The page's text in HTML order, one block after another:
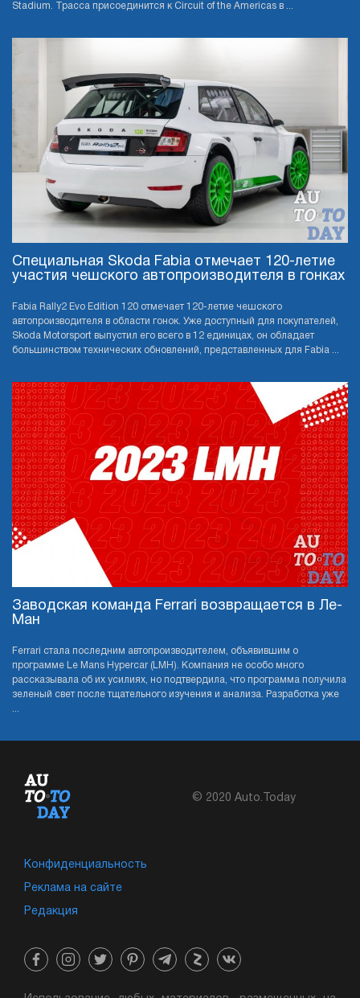
Stadium. Трасса присоединится к Circuit of the Americas в ...
Специальная Skoda Fabia отмечает 120-летие
участия чешского автопроизводителя в гонках
Fabia Rally2 Evo Edition 120 отмечает 120-летие чешского
автопроизводителя в области гонок. Уже доступный для покупателей,
Skoda Motorsport выпустил его всего в 12 единицах, он обладает
большинством технических обновлений, представленных для Fabia ...
Заводская команда Ferrari возвращается в Ле-
Ман
Ferrari стала последним автопроизводителем, объявившим о
программе Le Mans Hypercar (LMH). Компания не особо много
рассказывала об их усилиях, но подтвердила, что программа получила
зеленый свет после тщательного изучения и анализа. Разработка уже
© 2020 Auto.Today
Конфиденциальность
Реклама на сайте
Редакция